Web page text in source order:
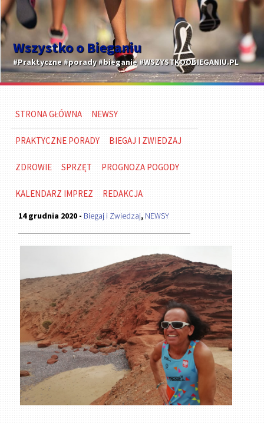
Wszystko o Bieganiu
#Praktyczne #porady #bieganie #WSZYSTKOOBIEGANIU.PL
STRONA GŁÓWNA NEWSY
PRAKTYCZNE PORADY BIEGAJ I ZWIEDZAJ
ZDROWIE SPRZĘT PROGNOZA POGODY
KALENDARZ IMPREZ REDAKCJA
14 grudnia 2020 - Biegaj i Zwiedzaj, NEWSY